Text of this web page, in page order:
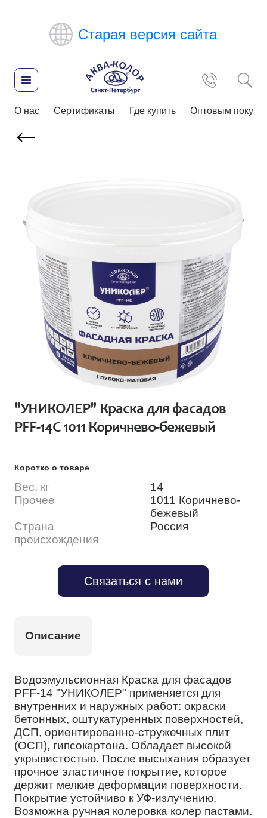
Старая версия сайта
О нас Сертификаты Где купить Оптовым
"УНИКОЛЕР" Краска для фасадов
PFF-14C 1011 Коричнево-бежевый
Коротко о товаре
Вес, кг
14
Прочее
1011 Коричнево-
бежевый
Страна
происхождения
Россия
Связаться с нами
Описание
Водоэмульсионная Краска для фасадов
PFF-14 "УНИКОЛЕР" применяется для
внутренних и наружных работ: окраски
бетонных, оштукатуренных поверхностей,
ДСП, ориентированно-стружечных плит
(ОСП), гипсокартона. Обладает высокой
укрывистостью. После высыхания образует
прочное эластичное покрытие, которое
держит мелкие деформации поверхности.
Покрытие устойчиво к УФ-излучению.
Возможна ручная колеровка колер пастами.